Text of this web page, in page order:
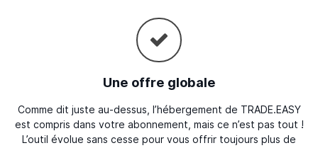
Une offre globale
Comme dit juste au-dessus, l’hébergement de TRADE.EASY
est compris dans votre abonnement, mais ce n’est pas tout !
L’outil évolue sans cesse pour vous offrir toujours plus de